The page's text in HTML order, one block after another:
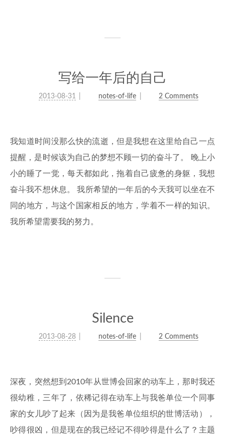
写给一年后的自己
2013-08-31 notes-of-life 2 Comments
我知道时间没那么快的流逝，但是我想在这里给自己一点
提醒，是时候该为自己的梦想不顾一切的奋斗了。 晚上小
小的睡了一觉，每天都如此，拖着自己疲惫的身躯，我想
奋斗我不想休息。 我所希望的一年后的今天我可以坐在不
同的地方，与这个国家相反的地方，学着不一样的知识。
我所希望需要我的努力。
Silence
2013-08-28 notes-of-life 2 Comments
深夜，突然想到2010年从世博会回家的动车上，那时我还
很幼稚，三年了，依稀记得在动车上与我爸单位一个同事
家的女儿吵了起来（因为是我爸单位组织的世博活动），
吵得很凶，但是现在的我已经记不得吵得是什么了？主题